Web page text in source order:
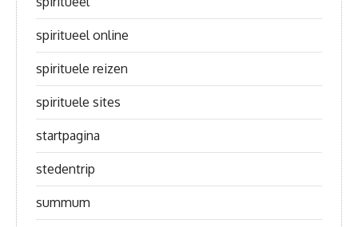
spiritueel online
spirituele reizen
spirituele sites
startpagina
stedentrip
summum